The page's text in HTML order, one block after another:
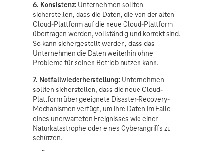
6. Konsistenz: Unternehmen sollten
sicherstellen, dass die Daten, die von der alten
Cloud-Plattform auf die neue Cloud-Plattform
übertragen werden, vollständig und korrekt sind.
So kann sichergestellt werden, dass das
Unternehmen die Daten weiterhin ohne
Probleme für seinen Betrieb nutzen kann.
7. Notfallwiederherstellung: Unternehmen
sollten sicherstellen, dass die neue Cloud-
Plattform über geeignete Disaster-Recovery-
Mechanismen verfügt, um ihre Daten im Falle
eines unerwarteten Ereignisses wie einer
Naturkatastrophe oder eines Cyberangriffs zu
schützen.